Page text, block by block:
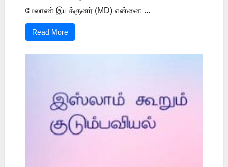
மேலாண் இயக்குனர் (MD) என்னை ...
Read More